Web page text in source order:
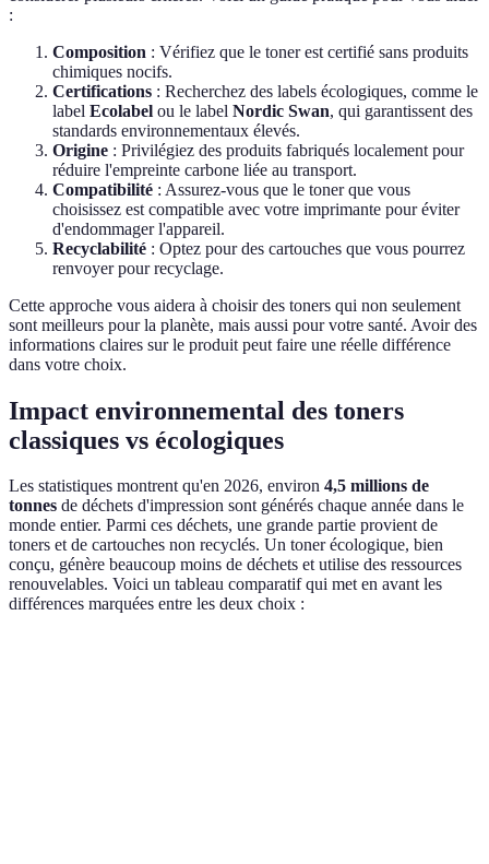
:
Composition : Vérifiez que le toner est certifié sans produits
chimiques nocifs.
Certifications : Recherchez des labels écologiques, comme le
label Ecolabel ou le label Nordic Swan, qui garantissent des
standards environnementaux élevés.
Origine : Privilégiez des produits fabriqués localement pour
réduire l'empreinte carbone liée au transport.
Compatibilité : Assurez-vous que le toner que vous
choisissez est compatible avec votre imprimante pour éviter
d'endommager l'appareil.
Recyclabilité : Optez pour des cartouches que vous pourrez
renvoyer pour recyclage.
Cette approche vous aidera à choisir des toners qui non seulement
sont meilleurs pour la planète, mais aussi pour votre santé. Avoir des
informations claires sur le produit peut faire une réelle différence
dans votre choix.
Impact environnemental des toners
classiques vs écologiques
Les statistiques montrent qu'en 2026, environ 4,5 millions de
tonnes de déchets d'impression sont générés chaque année dans le
monde entier. Parmi ces déchets, une grande partie provient de
toners et de cartouches non recyclés. Un toner écologique, bien
conçu, génère beaucoup moins de déchets et utilise des ressources
renouvelables. Voici un tableau comparatif qui met en avant les
différences marquées entre les deux choix :